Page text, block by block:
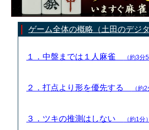
ゲーム全体の概略（土田のデジタ
１．中盤までは１人麻雀 （約3分
２．打点より形を優先する （約
３．ツキの推測はしない （約1分）